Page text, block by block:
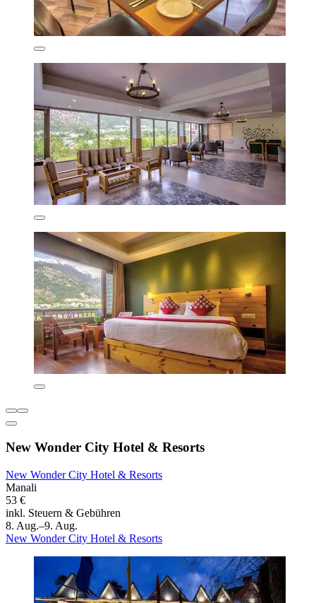
New Wonder City Hotel & Resorts
New Wonder City Hotel & Resorts
Manali
53 €
inkl. Steuern & Gebühren
8. Aug.–9. Aug.
New Wonder City Hotel & Resorts